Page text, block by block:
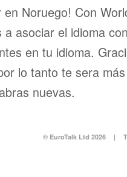
en Noruego! Con
asociar el idioma
en tu idioma.
lo tanto te sera
nuevas.
© EuroTalk Ltd 2026 |